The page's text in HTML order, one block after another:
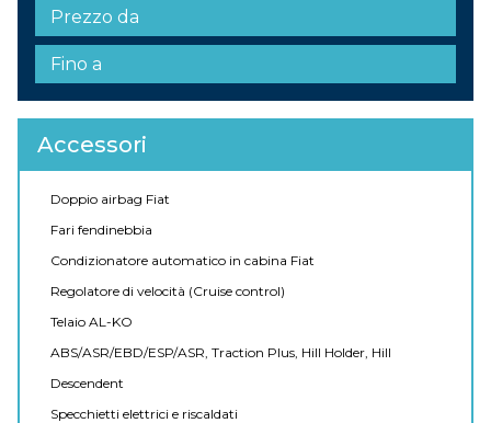
Accessori
Doppio airbag Fiat
Fari fendinebbia
Condizionatore automatico in cabina Fiat
Regolatore di velocità (Cruise control)
Telaio AL-KO
ABS/ASR/EBD/ESP/ASR, Traction Plus, Hill Holder, Hill
Descendent
Specchietti elettrici e riscaldati